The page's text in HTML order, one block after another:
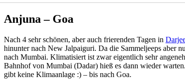
Anjuna – Goa
Nach 4 sehr schönen, aber auch frierenden Tagen in
hinunter nach New Jalpaiguri. Da die Sammeljeeps aber
nach Mumbai. Klimatisiert ist zwar eigentlich sehr
Bahnhof von Mumbai (Dadar) hieß es dann wieder
gibt keine Klimaanlage :) – bis nach Goa.